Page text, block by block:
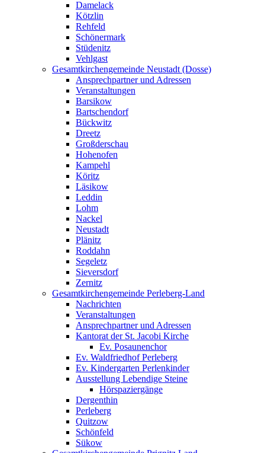
Damelack
Kötzlin
Rehfeld
Schönermark
Stüdenitz
Vehlgast
Gesamtkirchengemeinde Neustadt (Dosse)
Ansprechpartner und Adressen
Veranstaltungen
Barsikow
Bartschendorf
Bückwitz
Dreetz
Großderschau
Hohenofen
Kampehl
Köritz
Läsikow
Leddin
Lohm
Nackel
Neustadt
Plänitz
Roddahn
Segeletz
Sieversdorf
Zernitz
Gesamtkirchengemeinde Perleberg-Land
Nachrichten
Veranstaltungen
Ansprechpartner und Adressen
Kantorat der St. Jacobi Kirche
Ev. Posaunenchor
Ev. Waldfriedhof Perleberg
Ev. Kindergarten Perlenkinder
Ausstellung Lebendige Steine
Hörspaziergänge
Dergenthin
Perleberg
Quitzow
Schönfeld
Sükow